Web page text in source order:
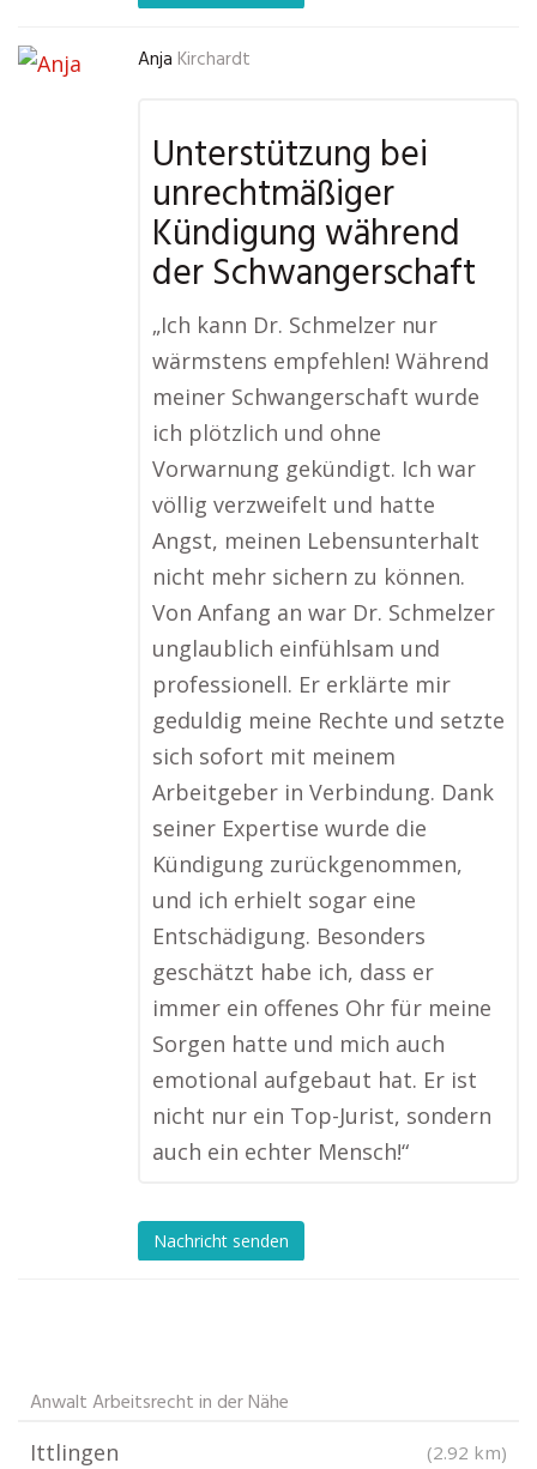
Anja Kirchardt
Unterstützung bei
unrechtmäßiger
Kündigung während
der Schwangerschaft
„Ich kann Dr. Schmelzer nur
wärmstens empfehlen! Während
meiner Schwangerschaft wurde
ich plötzlich und ohne
Vorwarnung gekündigt. Ich war
völlig verzweifelt und hatte
Angst, meinen Lebensunterhalt
nicht mehr sichern zu können.
Von Anfang an war Dr. Schmelzer
unglaublich einfühlsam und
professionell. Er erklärte mir
geduldig meine Rechte und setzte
sich sofort mit meinem
Arbeitgeber in Verbindung. Dank
seiner Expertise wurde die
Kündigung zurückgenommen,
und ich erhielt sogar eine
Entschädigung. Besonders
geschätzt habe ich, dass er
immer ein offenes Ohr für meine
Sorgen hatte und mich auch
emotional aufgebaut hat. Er ist
nicht nur ein Top-Jurist, sondern
auch ein echter Mensch!“
Nachricht senden
Anwalt Arbeitsrecht in der Nähe
Ittlingen (2.92 km)